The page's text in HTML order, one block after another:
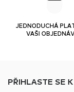
JEDNODUCHÁ
VAŠI
PŘIHLASTE SE